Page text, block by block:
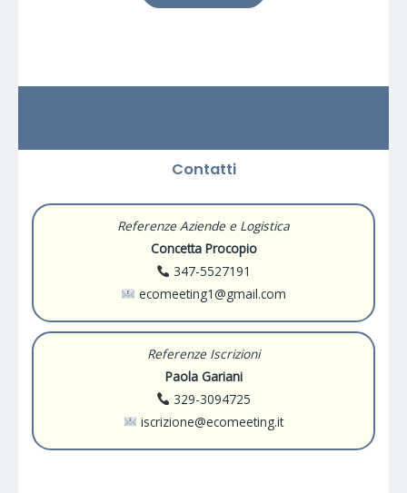
Contatti
Referenze Aziende e Logistica
Concetta Procopio
347-5527191
ecomeeting1@gmail.com
Referenze Iscrizioni
Paola Gariani
329-3094725
iscrizione@ecomeeting.it